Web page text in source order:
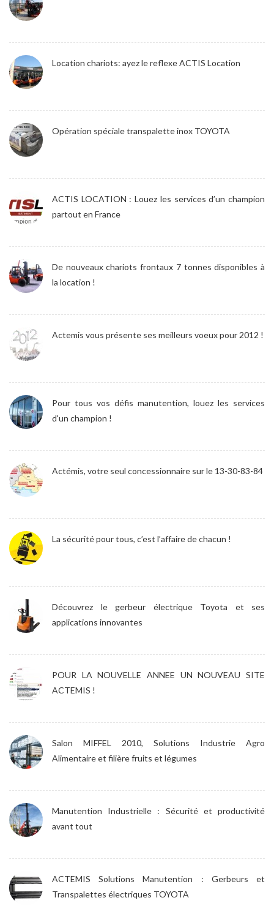
Location chariots: ayez le reflexe ACTIS Location
Opération spéciale transpalette inox TOYOTA
ACTIS LOCATION : Louez les services d’un champion
partout en France
De nouveaux chariots frontaux 7 tonnes disponibles à
la location !
Actemis vous présente ses meilleurs voeux pour 2012 !
Pour tous vos défis manutention, louez les services
d'un champion !
Actémis, votre seul concessionnaire sur le 13-30-83-84
La sécurité pour tous, c’est l’affaire de chacun !
Découvrez le gerbeur électrique Toyota et ses
applications innovantes
POUR LA NOUVELLE ANNEE UN NOUVEAU SITE
ACTEMIS !
Salon MIFFEL 2010, Solutions Industrie Agro
Alimentaire et filière fruits et légumes
Manutention Industrielle : Sécurité et productivité
avant tout
ACTEMIS Solutions Manutention : Gerbeurs et
Transpalettes électriques TOYOTA